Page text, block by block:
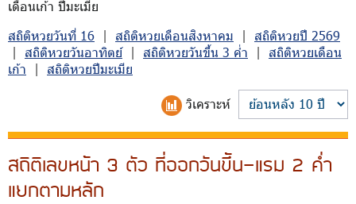
เดือนเก้า ปีมะเมีย
สถิติหวยวันที่ 16 | สถิติหวยเดือนสิงหาคม | สถิติหวยปี 2569
| สถิติหวยวันอาทิตย์| สถิติหวยวันขึ้น 3 ค่ำ | สถิติหวยเดือน
เก้า | สถิติหวยปีมะเมีย
วิเคราะห์
สถิติเลขหน้า 3 ตัว ที่ออกวันขึ้น-แรม 2 ค่ำ
แยกตามหลัก